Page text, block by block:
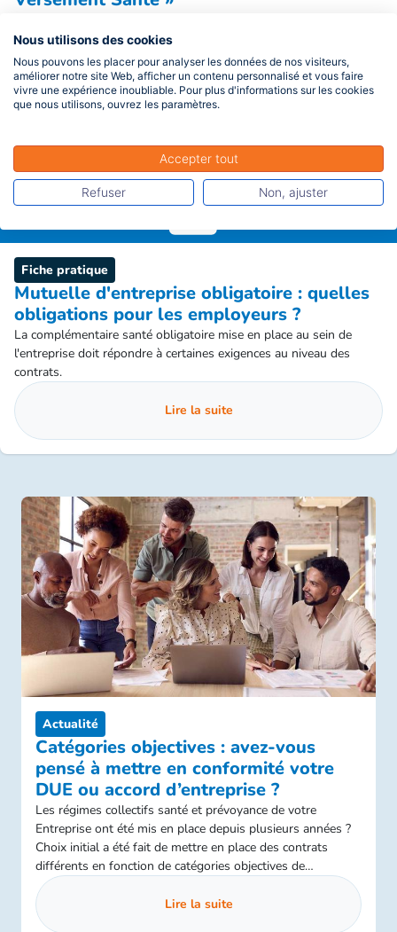
versement santé. Une revalorisation modérée de 3,6% qui donne
toutefois l’occasion de revenir sur ce dispositif assez mal connu par
les entreprises.
Lire la suite
Fiche pratique
Mutuelle d'entreprise obligatoire : quelles
obligations pour les employeurs ?
La complémentaire santé obligatoire mise en place au sein de
l'entreprise doit répondre à certaines exigences au niveau des
contrats.
Lire la suite
Actualité
Catégories objectives : avez-vous
pensé à mettre en conformité votre
DUE ou accord d’entreprise ?
Les régimes collectifs santé et prévoyance de votre
Entreprise ont été mis en place depuis plusieurs années ?
Choix initial a été fait de mettre en place des contrats
différents en fonction de catégories objectives de
collaborateurs existants au sein de votre société ? Si l’acte
juridique instaurant ces régimes (DUE, référendum ou
accord d’entreprise) n’a pas été actualisé depuis longtemps,
Lire la suite
Nous utilisons des cookies
Nous pouvons les placer pour analyser les données de nos visiteurs,
améliorer notre site Web, afficher un contenu personnalisé et vous faire
vivre une expérience inoubliable. Pour plus d'informations sur les cookies
que nous utilisons, ouvrez les paramètres.
Accepter tout
Refuser Non, ajuster